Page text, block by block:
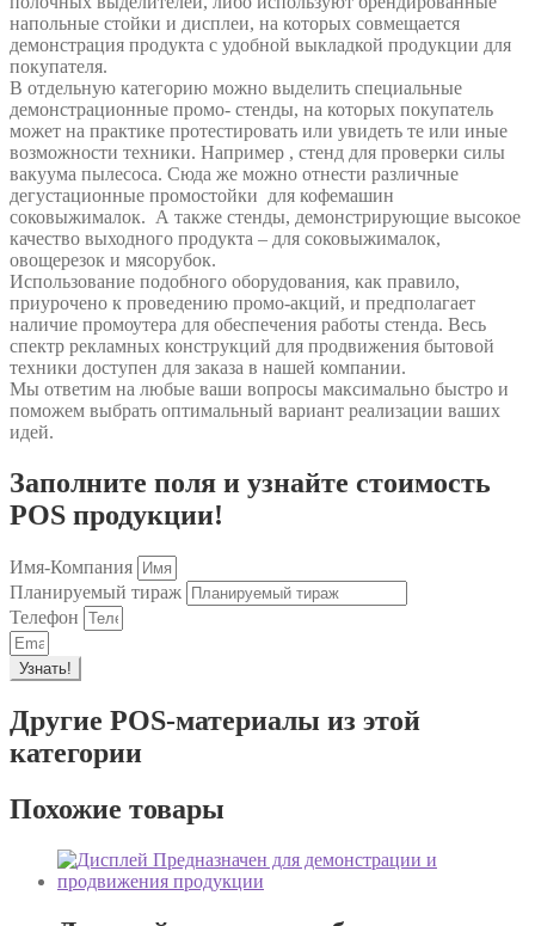
напольные стойки и дисплеи, на которых совмещается
демонстрация продукта с удобной выкладкой продукции для
покупателя.
В отдельную категорию можно выделить специальные
демонстрационные промо- стенды, на которых покупатель
может на практике протестировать или увидеть те или иные
возможности техники. Например , стенд для проверки силы
вакуума пылесоса. Сюда же можно отнести различные
дегустационные промостойки для кофемашин
соковыжималок. А также стенды, демонстрирующие высокое
качество выходного продукта – для соковыжималок,
овощерезок и мясорубок.
Использование подобного оборудования, как правило,
приурочено к проведению промо-акций, и предполагает
наличие промоутера для обеспечения работы стенда. Весь
спектр рекламных конструкций для продвижения бытовой
техники доступен для заказа в нашей компании.
Мы ответим на любые ваши вопросы максимально быстро и
поможем выбрать оптимальный вариант реализации ваших
идей.
Заполните поля и узнайте стоимость
POS продукции!
Имя-Компания
Планируемый тираж
Телефон
Узнать!
Другие POS-материалы из этой
категории
Похожие товары